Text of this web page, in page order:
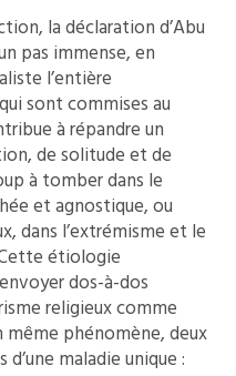
la déclaration d’Abu
pas immense, en
l’entière
sont commises au
à répandre un
de solitude et de
à tomber dans le
et agnostique, ou
dans l’extrémisme et le
étiologie
dos-à-dos
religieux comme
même phénomène, deux
maladie unique :